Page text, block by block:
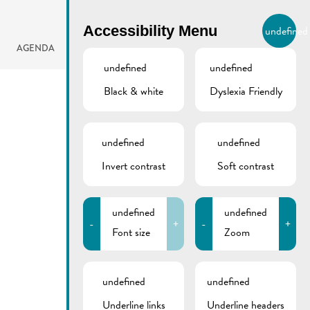
AGENDA EN
BIERGER.REMICH.LU
Accessibility Menu undefined
undefined
Black & white
undefined
Dyslexia Friendly
undefined
Invert contrast
undefined
Soft contrast
-
undefined
Font size
+ -
undefined
Zoom
+
undefined
Underline links
undefined
Underline headers